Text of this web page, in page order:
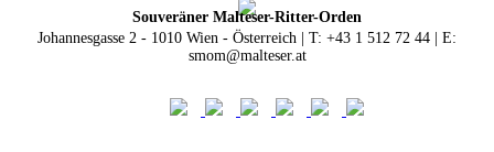
Souveräner Malteser-Ritter-Orden
Johannesgasse 2 - 1010 Wien - Österreich | T: +43 1 512 72 44 | E:
smom@malteser.at